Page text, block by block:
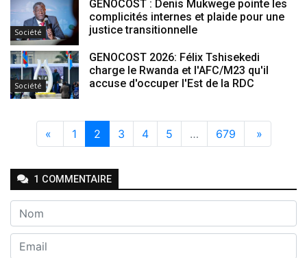
Société
GENOCOST : Denis Mukwege pointe les
complicités internes et plaide pour une
justice transitionnelle
Société
GENOCOST 2026: Félix Tshisekedi
charge le Rwanda et l'AFC/M23 qu'il
accuse d'occuper l'Est de la RDC
« 1 2 3 4 5 … 679 »
1 COMMENTAIRE